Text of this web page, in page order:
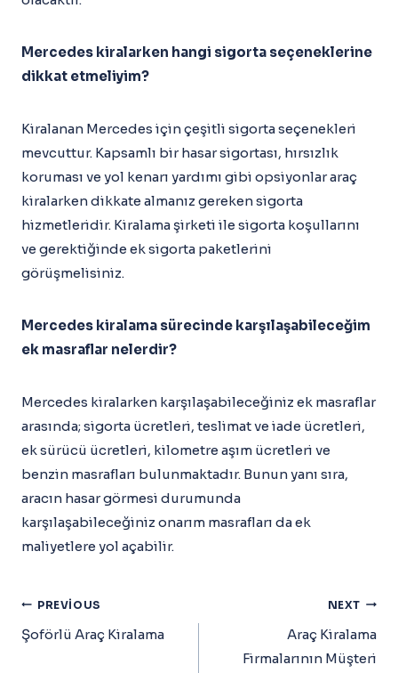
Mercedes kiralarken hangi sigorta seçeneklerine
dikkat etmeliyim?
Kiralanan Mercedes için çeşitli sigorta seçenekleri
mevcuttur. Kapsamlı bir hasar sigortası, hırsızlık
koruması ve yol kenarı yardımı gibi opsiyonlar araç
kiralarken dikkate almanız gereken sigorta
hizmetleridir. Kiralama şirketi ile sigorta koşullarını
ve gerektiğinde ek sigorta paketlerini
görüşmelisiniz.
Mercedes kiralama sürecinde karşılaşabileceğim
ek masraflar nelerdir?
Mercedes kiralarken karşılaşabileceğiniz ek masraflar
arasında; sigorta ücretleri, teslimat ve iade ücretleri,
ek sürücü ücretleri, kilometre aşım ücretleri ve
benzin masrafları bulunmaktadır. Bunun yanı sıra,
aracın hasar görmesi durumunda
karşılaşabileceğiniz onarım masrafları da ek
maliyetlere yol açabilir.
Yazı
Gezinmesi
PREVIOUS
Şoförlü Araç Kiralama
NEXT
Araç Kiralama
Firmalarının Müşteri